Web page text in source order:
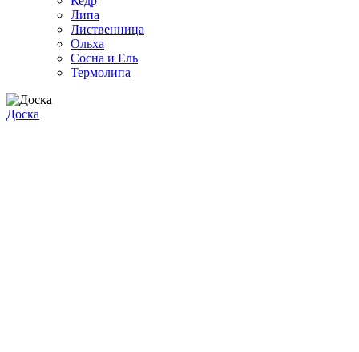
Липа
Лиственница
Ольха
Сосна и Ель
Термолипа
Доска